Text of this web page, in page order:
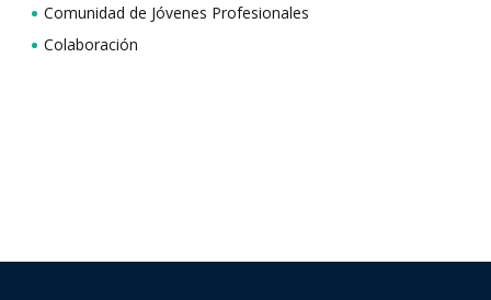
Comunidad de Jóvenes Profesionales
Colaboración